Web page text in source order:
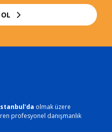
olmak üzere
profesyonel danışmanlık